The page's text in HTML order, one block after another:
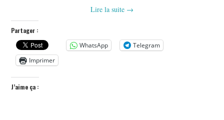
Lire la suite →
Partager :
WhatsApp
Telegram
Imprimer
J’aime ça :